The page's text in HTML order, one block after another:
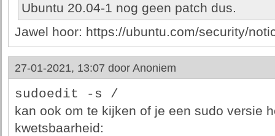
Ubuntu 20.04-1 nog geen patch dus.
Jawel hoor: https://ubuntu.com/security/
27-01-2021, 13:07 door Anoniem
sudoedit -s /
kan ook om te kijken of je een sudo versie
kwetsbaarheid: